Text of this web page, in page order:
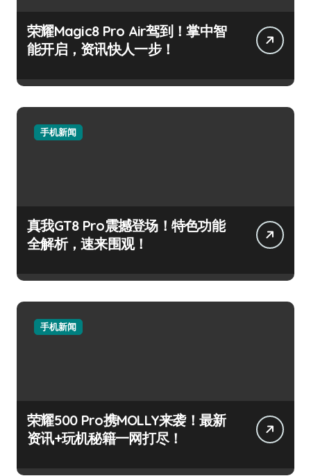
荣耀Magic8 Pro Air驾到！掌中智
能开启，资讯快人一步！
手机新闻
真我GT8 Pro震撼登场！特色功能
全解析，速来围观！
手机新闻
荣耀500 Pro携MOLLY来袭！最新
资讯+玩机秘籍一网打尽！